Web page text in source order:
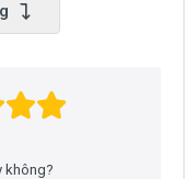
không?